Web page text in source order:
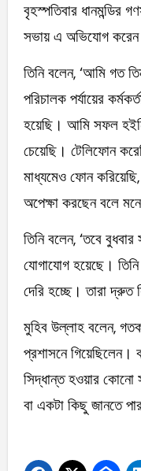
বৃহস্পতিবার ধানমন্ডির
সভায় এ অভিযোগ করেন
তিনি বলেন, ‘আমি গত
পরিচালক পর্যায়ের
হয়েছি। আমি সফল
চেয়েছি। টেলিফোন
মাধ্যমেও ফোন
অপেক্ষা করছেন বলে
তিনি বলেন, ‘তবে
যোগাযোগ হয়েছে।
দেরি হচ্ছে। তারা দ্রুত
মুহিব উল্লাহ বলেন,
প্রশাসনে গিয়েছিলেন।
সিদ্ধান্ত হওয়ার
বা একটা কিছু জানতে